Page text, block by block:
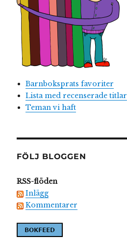
Barnboksprats favoriter
Lista med recenserade titlar
Teman vi haft
FÖLJ BLOGGEN
RSS-flöden
Inlägg
Kommentarer